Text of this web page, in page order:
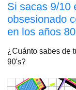
Si sacas 9/10
obsesionado
en los años
¿Cuánto sabes de
90's?